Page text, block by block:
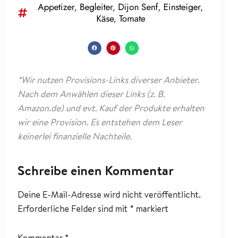
Appetizer, Begleiter, Dijon Senf, Einsteiger,
Käse, Tomate
*Wir nutzen Provisions-Links diverser Anbieter.
Nach dem Anwählen dieser Links (z. B.
Amazon.de) und evt. Kauf der Produkte erhalten
wir eine Provision. Es entstehen dem Leser
keinerlei finanzielle Nachteile.
Schreibe einen Kommentar
Deine E-Mail-Adresse wird nicht veröffentlicht.
Erforderliche Felder sind mit * markiert